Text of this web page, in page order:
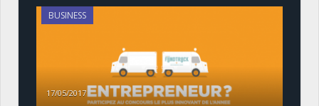
BUSINESS
17/05/2017